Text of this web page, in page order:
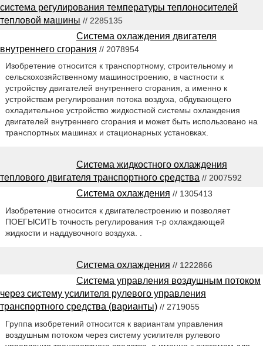
система регулирования температуры теплоносителей
тепловой машины // 2285135
Система охлаждения двигателя
внутреннего сгорания // 2078954
Изобретение относится к транспортному, строительному и
сельскохозяйственному машиностроению, в частности к
устройству двигателей внутреннего сгорания, а именно к
устройствам регулирования потока воздуха, обдувающего
охладительное устройство жидкостной системы охлаждения
двигателей внутреннего сгорания и может быть использовано на
транспортных машинах и стационарных установках.
Система жидкостного охлаждения
теплового двигателя транспортного средства // 2007592
Система охлаждения // 1305413
Изобретение относится к двигателестроению и позволяет
ПОЕГЫСИТЬ точность регулирования т-р охлаждающей
жидкости и наддувочного воздуха. .
Система охлаждения // 1222866
Система управления воздушным потоком
через систему усилителя рулевого управления
транспортного средства (варианты) // 2719055
Группа изобретений относится к вариантам управления
воздушным потоком через систему усилителя рулевого